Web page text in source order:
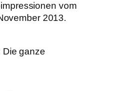
vom
2013.
Die ganze